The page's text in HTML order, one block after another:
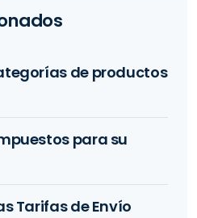
de productos
para su
Tarifas de Envío